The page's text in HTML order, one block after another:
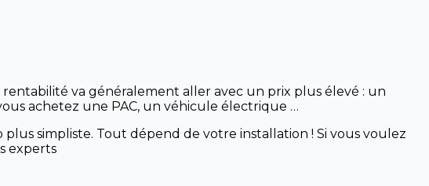
rentabilité va généralement aller avec un prix plus élevé : un
achetez une PAC, un véhicule électrique …
simpliste. Tout dépend de votre installation ! Si vous voulez
experts